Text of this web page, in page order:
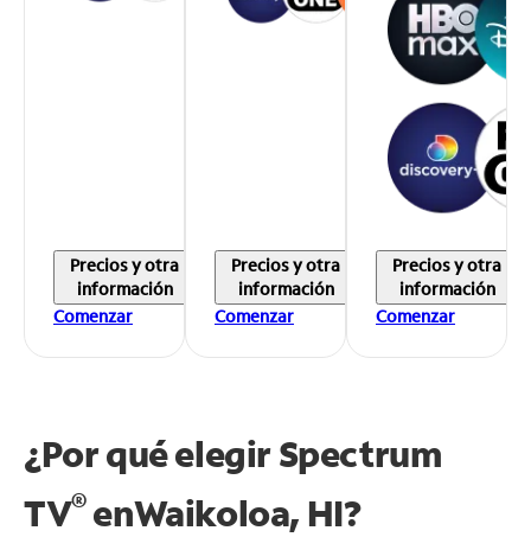
Precios y otra
información
Comenzar
Precios y otra
información
Comenzar
Precios y otra
información
Comenzar
¿Por qué elegir Spectrum
TV®enWaikoloa, HI?